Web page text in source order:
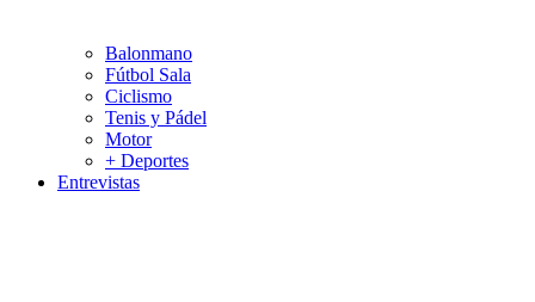
Balonmano
Fútbol Sala
Ciclismo
Tenis y Pádel
Motor
+ Deportes
Entrevistas